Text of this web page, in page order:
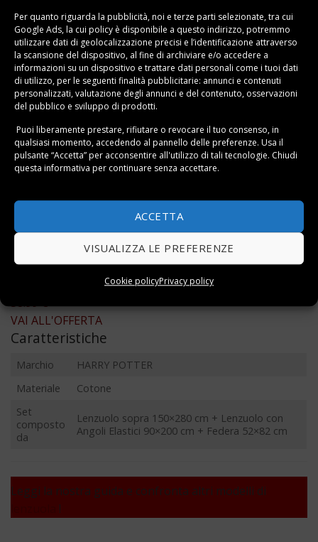
Per quanto riguarda la pubblicità, noi e terze parti selezionate, tra cui
Google Ads, la cui policy è disponibile a questo indirizzo, potremmo
utilizzare dati di geolocalizzazione precisi e l’identificazione attraverso
la scansione del dispositivo, al fine di archiviare e/o accedere a
informazioni su un dispositivo e trattare dati personali come i tuoi dati
di utilizzo, per le seguenti finalità pubblicitarie: annunci e contenuti
personalizzati, valutazione degli annunci e del contenuto, osservazioni
del pubblico e sviluppo di prodotti.
Puoi liberamente prestare, rifiutare o revocare il tuo consenso, in
qualsiasi momento, accedendo al pannello delle preferenze. Usa il
pulsante “Accetta” per acconsentire all'utilizzo di tali tecnologie. Chiudi
questa informativa per continuare senza accettare.
ACCETTA
VISUALIZZA LE PREFERENZE
Cookie policyPrivacy policy
Lenzuola Harry Potter una piazza e mezza
(168)
VAI ALL'OFFERTA
Compra al miglior prezzo
Ideale per gli appassionati della saga
Svantaggi
38.99 €
VAI ALL'OFFERTA
Caratteristiche
Marchio
HARRY POTTER
Materiale
Cotone
Set
composto
da
Lenzuolo sopra 150×280 cm + Lenzuolo con
Angoli Elastici 90×200 cm + Federa 52×82 cm
Leggi la nostra guida e confronta altri modelli di
!